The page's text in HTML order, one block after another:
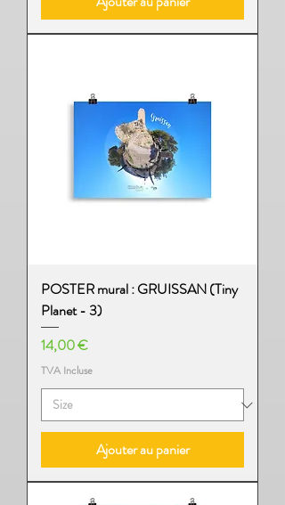
POSTER mural : GRUISSAN (Tiny
Planet - 3)
Prix
14,00 €
TVA Incluse
Ajouter au panier